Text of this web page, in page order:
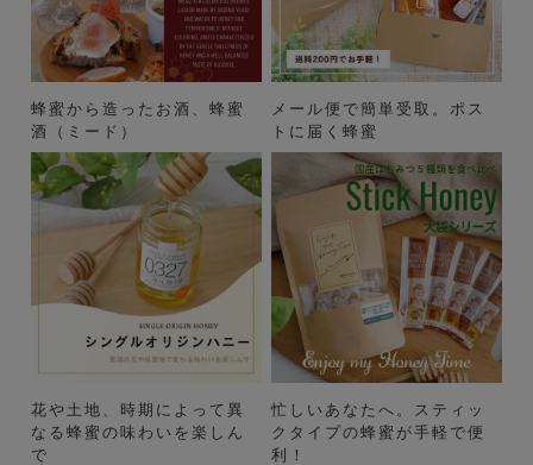
蜂蜜から造ったお酒、蜂蜜
酒（ミード）
メール便で簡単受取。ポス
トに届く蜂蜜
花や土地、時期によって異
なる蜂蜜の味わいを楽しん
で
忙しいあなたへ。スティッ
クタイプの蜂蜜が手軽で便
利！